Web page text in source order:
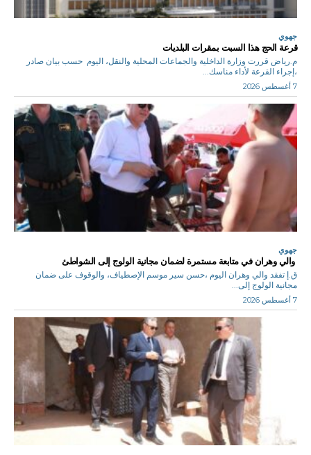
جهوي
قرعة الحج هذا السبت بمقرات البلديات
م.رياض قررت وزارة الداخلية والجماعات المحلية والنقل، اليوم حسب بيان صادر
،إجراء القرعة لأداء مناسك...
7 أغسطس 2026
جهوي
والي وهران في متابعة مستمرة لضمان مجانية الولوج إلى الشواطئ
ق.إ تفقد والي وهران اليوم ،حسن سير موسم الإصطياف، والوقوف على ضمان
مجانية الولوج إلى...
7 أغسطس 2026